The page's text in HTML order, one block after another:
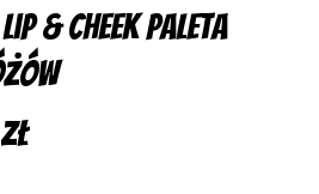
& Cheek Paleta
złAktualna